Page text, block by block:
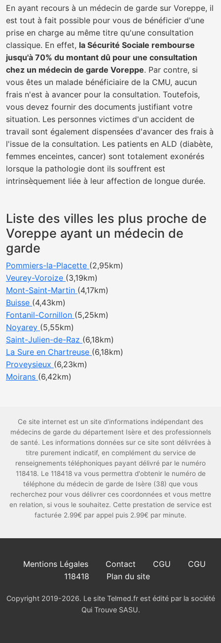
En ayant recours à un médecin de garde sur Voreppe, il
est tout à fait possible pour vous de bénéficier d'une
prise en charge au même titre qu'une consultation
classique. En effet, la Sécurité Sociale rembourse
jusqu'à 70% du montant dû pour une consultation
chez un médecin de garde Voreppe. Par contre, si
vous êtes un malade bénéficiaire de la CMU, aucun
frais n'est à avancer pour la consultation. Toutefois,
vous devez fournir des documents justifiant votre
situation. Les personnes victimes d'un accident de
travail sont également dispensées d'avancer des frais à
l'issue de la consultation. Les patients en ALD (diabète,
femmes enceintes, cancer) sont totalement exonérés
lorsque la pathologie dont ils souffrent est
intrinsèquement liée à leur affection de longue durée.
Liste des villes les plus proche de
Voreppe ayant un médecin de
garde
Pommiers-la-Placette (2,95km)
Veurey-Voroize (3,19km)
Mont-Saint-Martin (4,17km)
Buisse (4,43km)
Fontanil-Cornillon (5,25km)
Noyarey (5,55km)
Saint-Julien-de-Raz (6,18km)
La Sure en Chartreuse (6,18km)
Proveysieux (6,23km)
Moirans (6,42km)
Ce site internet est un site d'informations indépendant des
médecins de garde du département Isère et des professionnels
de santé. Les informations données sur ce site sont délivrées à
titre purement indicatif, en complément du service de
renseignements téléphoniques payant délivré par le numéro
118418. Le 118418 va vous permettra d'obtenir le numéro de
téléphone du médecin de garde de Isère (38) que vous
recherchez pour vous délivrer ces coordonnées et vous mettre
en relation, si vous le souhaitez. Cette prestation de service est
facturée 2.99€ par appel puis 2.99€ par minute.
Mentions Légales Contact CGU
CGU
118418
Plan du site
Copyright 2019-2026. Le site Telmed.fr est édité par la société
Qui Trouve SASU.